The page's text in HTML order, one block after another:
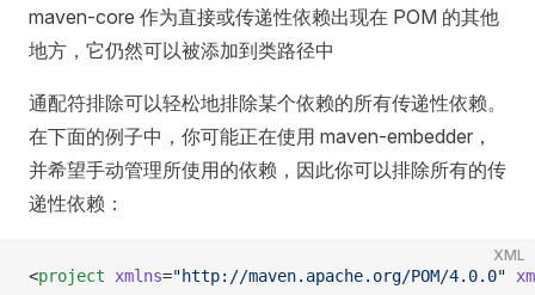
maven-core 作为直接或传递性依赖出现在 POM 的其他
地方，它仍然可以被添加到类路径中
通配符排除可以轻松地排除某个依赖的所有传递性依赖。
在下面的例子中，你可能正在使用 maven-embedder，
并希望手动管理所使用的依赖，因此你可以排除所有的传
递性依赖：
XML
<project xmlns="http://maven.apache.org/POM/4.0.0"